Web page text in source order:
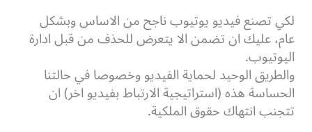
لكي تصنع فيديو يوتيوب ناجح من الاساس وبشكل
عام، عليك ان تضمن الا يتعرض للحذف من قبل ادارة
اليوتيوب.
والطريق الوحيد لحماية الفيديو وخصوصا في حالتنا
الحساسة هذه (استراتيجية الارتباط بفيديو اخر) ان
تتجنب انتهاك حقوق الملكية.